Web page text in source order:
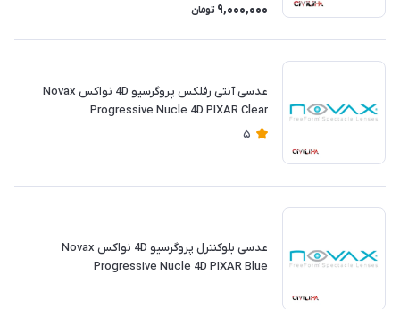
9,000,000 تومان
عدسی آنتی رفلکس پروگرسیو 4D نواکس Novax
Progressive Nucle 4D PIXAR Clear
5
عدسی بلوکنترل پروگرسیو 4D نواکس Novax
Progressive Nucle 4D PIXAR Blue